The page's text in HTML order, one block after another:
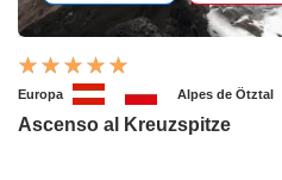
Europa Alpes de Ötztal
Ascenso al Kreuzspitze